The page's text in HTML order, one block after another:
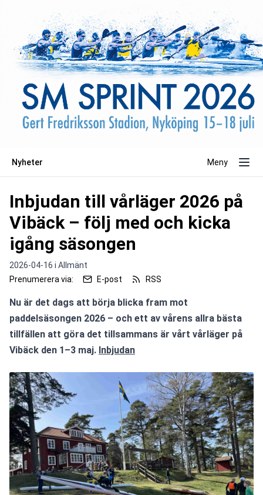
Nyheter Meny
Inbjudan till vårläger 2026 på
Vibäck – följ med och kicka
igång säsongen
2026-04-16 i Allmänt
Prenumerera via:
E-post RSS
Nu är det dags att börja blicka fram mot
paddelsäsongen 2026 – och ett av vårens allra bästa
tillfällen att göra det tillsammans är vårt vårläger på
Vibäck den 1–3 maj. Inbjudan